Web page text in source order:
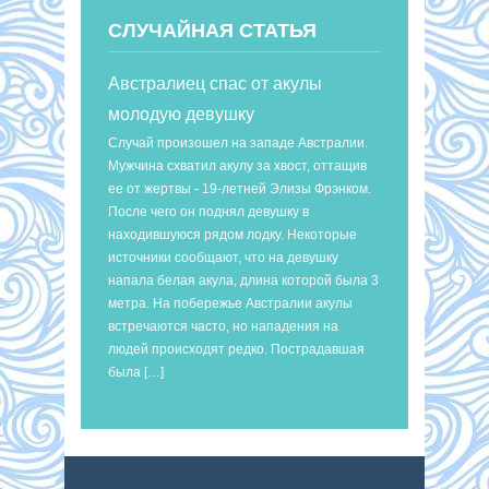
СЛУЧАЙНАЯ СТАТЬЯ
Австралиец спас от акулы
молодую девушку
Случай произошел на западе Австралии.
Мужчина схватил акулу за хвост, оттащив
ее от жертвы - 19-летней Элизы Фрэнком.
После чего он поднял девушку в
находившуюся рядом лодку. Некоторые
источники сообщают, что на девушку
напала белая акула, длина которой была 3
метра. На побережье Австралии акулы
встречаются часто, но нападения на
людей происходят редко. Пострадавшая
была […]